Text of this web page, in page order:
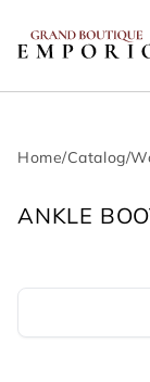
Home/Catalog/
ANKLE